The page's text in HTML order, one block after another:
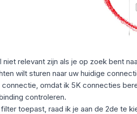
niet relevant zijn als je op zoek bent
wilt sturen naar uw huidige
omdat ik 5K connecties
controleren.
toepast, raad ik je aan de 2de te